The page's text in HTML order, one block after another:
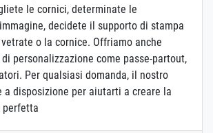
le cornici, determinate le
decidete il supporto di stampa
o la cornice. Offriamo anche
personalizzazione come passe-partout,
Per qualsiasi domanda, il nostro
a disposizione per aiutarti a creare la
perfetta